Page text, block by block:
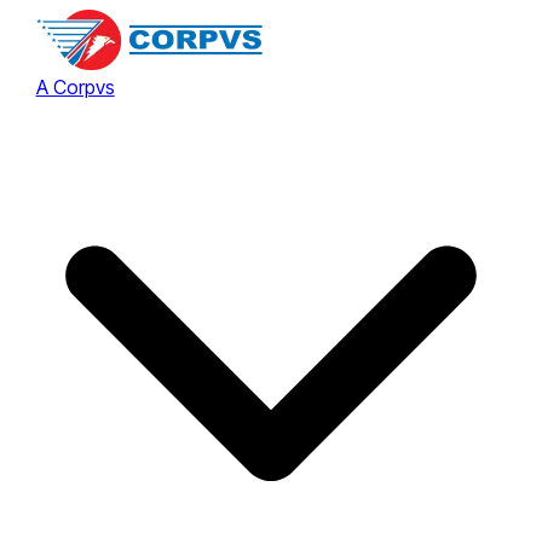
A Corpvs